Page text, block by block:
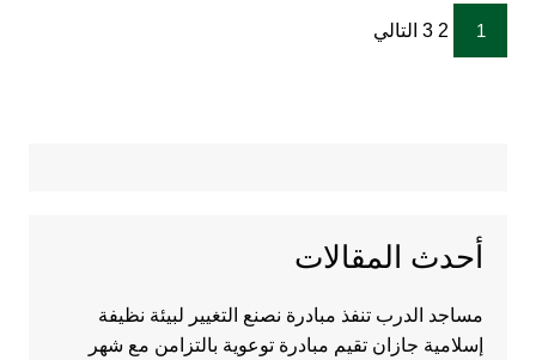
تصفّح
المقالات
1
أحدث المقالات
مساجد الدرب تنفذ مبادرة نصنع التغيير لبيئة نظيفة
إسلامية جازان تقيم مبادرة توعوية بالتزامن مع شهر